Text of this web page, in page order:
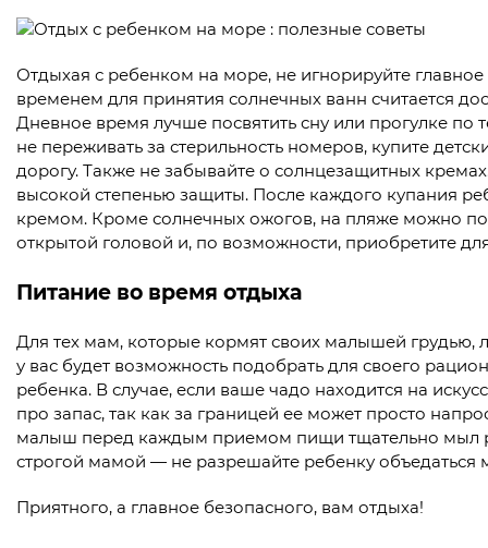
Отдыхая с ребенком на море, не игнорируйте
временем для принятия солнечных ванн считается
Дневное время лучше посвятить сну или прогулке по
не переживать за стерильность номеров, купите
дорогу. Также не забывайте о солнцезащитных
высокой степенью защиты. После каждого купания
кремом. Кроме солнечных ожогов, на пляже можно
открытой головой и, по возможности, приобретите
Питание во время отдыха
Для тех мам, которые кормят своих малышей грудью,
у вас будет возможность подобрать для своего
ребенка. В случае, если ваше чадо находится на
про запас, так как за границей ее может просто
малыш перед каждым приемом пищи тщательно мыл
строгой мамой — не разрешайте ребенку объедаться
Приятного, а главное безопасного, вам отдыха!